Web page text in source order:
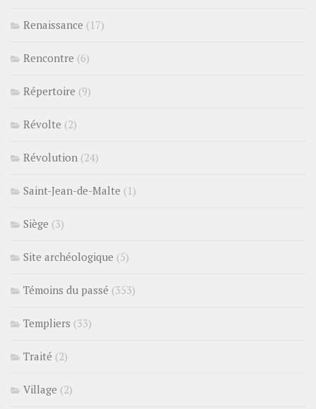
Renaissance (17)
Rencontre (6)
Répertoire (9)
Révolte (2)
Révolution (24)
Saint-Jean-de-Malte (1)
Siège (3)
Site archéologique (5)
Témoins du passé (353)
Templiers (33)
Traité (2)
Village (2)